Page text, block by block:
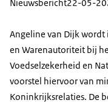
Nieuwsbericht22-05-
Angeline van Dijk wordt
en Warenautoriteit bij
Voedselzekerheid en
voorstel hiervoor van
Koninkrijksrelaties. De